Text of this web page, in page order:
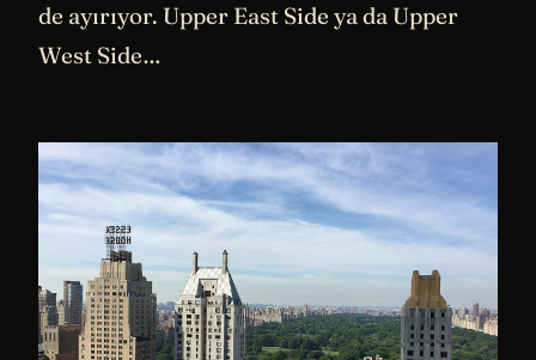
de ayırıyor. Upper East Side ya da Upper
West Side…